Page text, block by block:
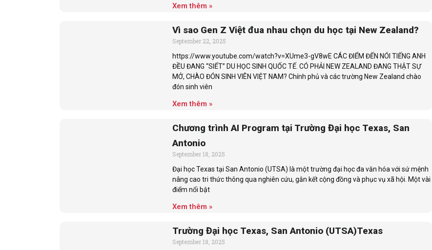
Xem thêm »
Vì sao Gen Z Việt đua nhau chọn du học tại New Zealand?
September 22, 2025
https://www.youtube.com/watch?v=XUme3-gV8wE CÁC ĐIỂM ĐẾN NÓI TIẾNG ANH
ĐỀU ĐANG “SIẾT” DU HỌC SINH QUỐC TẾ. CÓ PHẢI NEW ZEALAND ĐANG THẬT SỰ
MỞ, CHÀO ĐÓN SINH VIÊN VIỆT NAM? Chính phủ và các trường New Zealand chào
đón sinh viên
Xem thêm »
Chương trình AI Program tại Trường Đại học Texas, San
Antonio
September 18, 2025
Đại học Texas tại San Antonio (UTSA) là một trường đại học đa văn hóa với sứ mệnh
nâng cao tri thức thông qua nghiên cứu, gắn kết cộng đồng và phục vụ xã hội. Một vài
điểm nổi bật
Xem thêm »
Trường Đại học Texas, San Antonio (UTSA)Texas
September 18, 2025